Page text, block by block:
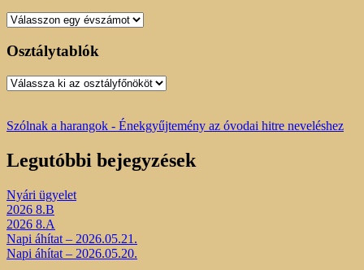
Osztálytablók
Osztálytablók
Osztálytablók
Szólnak a harangok - Énekgyűjtemény az óvodai hitre neveléshez
Legutóbbi bejegyzések
Nyári ügyelet
2026 8.B
2026 8.A
Napi áhítat – 2026.05.21.
Napi áhítat – 2026.05.20.